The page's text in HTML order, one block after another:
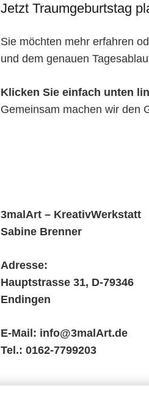
Jetzt Traumgeburtstag
Sie möchten mehr erfahren
und dem genauen
Klicken Sie einfach unten
Gemeinsam machen wir den
3malArt – KreativWerkstatt
Sabine Brenner
Adresse:
Hauptstrasse 31, D-79346
Endingen
E-Mail: info@3malArt.de
Tel.: 0162-7799203